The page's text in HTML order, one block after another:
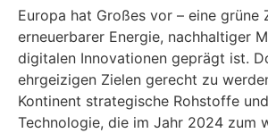
Europa hat Großes vor – eine grüne
erneuerbarer Energie, nachhaltiger
digitalen Innovationen geprägt ist.
ehrgeizigen Zielen gerecht zu
Kontinent strategische Rohstoffe
Technologie, die im Jahr 2024 zum